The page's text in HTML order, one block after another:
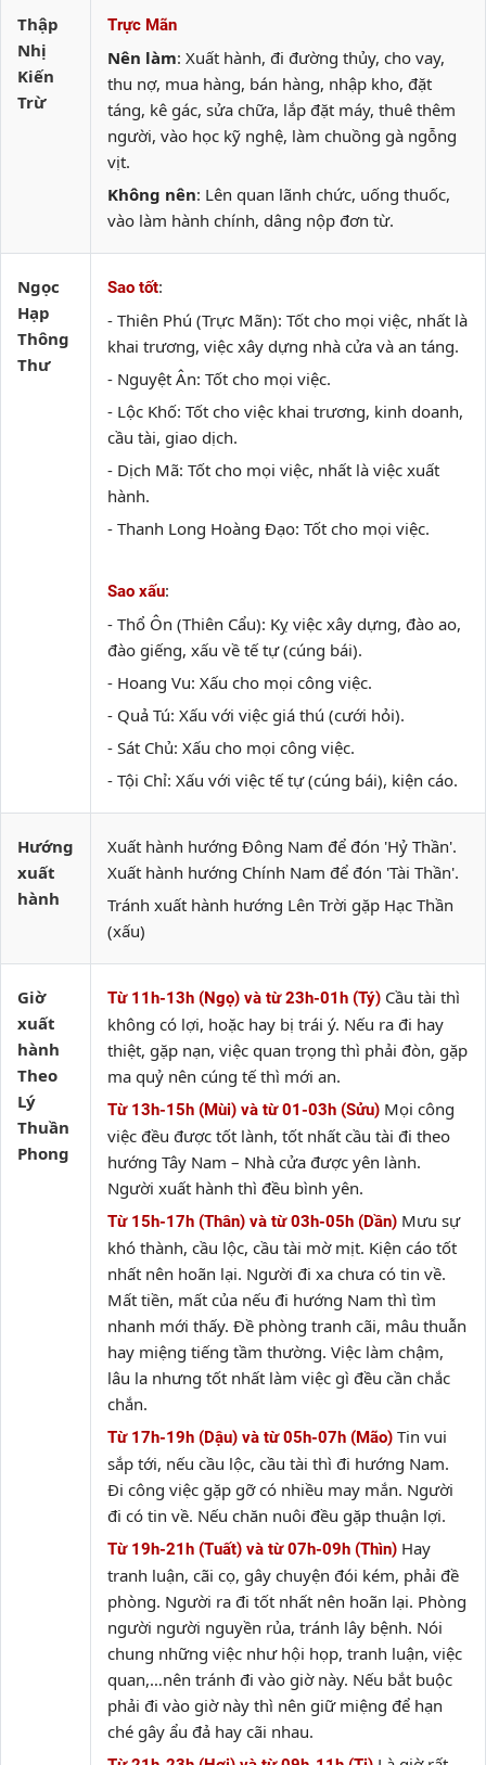
Thập
Nhị
Kiến
Trừ
Trực Mãn
Nên làm: Xuất hành, đi đường thủy, cho vay,
thu nợ, mua hàng, bán hàng, nhập kho, đặt
táng, kê gác, sửa chữa, lắp đặt máy, thuê thêm
người, vào học kỹ nghệ, làm chuồng gà ngỗng
vịt.
Không nên: Lên quan lãnh chức, uống thuốc,
vào làm hành chính, dâng nộp đơn từ.
Ngọc
Hạp
Thông
Thư
Sao tốt:
- Thiên Phú (Trực Mãn): Tốt cho mọi việc, nhất là
khai trương, việc xây dựng nhà cửa và an táng.
- Nguyệt Ân: Tốt cho mọi việc.
- Lộc Khố: Tốt cho việc khai trương, kinh doanh,
cầu tài, giao dịch.
- Dịch Mã: Tốt cho mọi việc, nhất là việc xuất
hành.
- Thanh Long Hoàng Đạo: Tốt cho mọi việc.
Sao xấu:
- Thổ Ôn (Thiên Cẩu): Kỵ việc xây dựng, đào ao,
đào giếng, xấu về tế tự (cúng bái).
- Hoang Vu: Xấu cho mọi công việc.
- Quả Tú: Xấu với việc giá thú (cưới hỏi).
- Sát Chủ: Xấu cho mọi công việc.
- Tội Chỉ: Xấu với việc tế tự (cúng bái), kiện cáo.
Hướng
xuất
hành
Xuất hành hướng Đông Nam để đón 'Hỷ Thần'.
Xuất hành hướng Chính Nam để đón 'Tài Thần'.
Tránh xuất hành hướng Lên Trời gặp Hạc Thần
(xấu)
Giờ
xuất
hành
Theo
Lý
Thuần
Phong
Từ 11h-13h (Ngọ) và từ 23h-01h (Tý) Cầu tài thì
không có lợi, hoặc hay bị trái ý. Nếu ra đi hay
thiệt, gặp nạn, việc quan trọng thì phải đòn, gặp
ma quỷ nên cúng tế thì mới an.
Từ 13h-15h (Mùi) và từ 01-03h (Sửu) Mọi công
việc đều được tốt lành, tốt nhất cầu tài đi theo
hướng Tây Nam – Nhà cửa được yên lành.
Người xuất hành thì đều bình yên.
Từ 15h-17h (Thân) và từ 03h-05h (Dần) Mưu sự
khó thành, cầu lộc, cầu tài mờ mịt. Kiện cáo tốt
nhất nên hoãn lại. Người đi xa chưa có tin về.
Mất tiền, mất của nếu đi hướng Nam thì tìm
nhanh mới thấy. Đề phòng tranh cãi, mâu thuẫn
hay miệng tiếng tầm thường. Việc làm chậm,
lâu la nhưng tốt nhất làm việc gì đều cần chắc
chắn.
Từ 17h-19h (Dậu) và từ 05h-07h (Mão) Tin vui
sắp tới, nếu cầu lộc, cầu tài thì đi hướng Nam.
Đi công việc gặp gỡ có nhiều may mắn. Người
đi có tin về. Nếu chăn nuôi đều gặp thuận lợi.
Từ 19h-21h (Tuất) và từ 07h-09h (Thìn) Hay
tranh luận, cãi cọ, gây chuyện đói kém, phải đề
phòng. Người ra đi tốt nhất nên hoãn lại. Phòng
người người nguyền rủa, tránh lây bệnh. Nói
chung những việc như hội họp, tranh luận, việc
quan,…nên tránh đi vào giờ này. Nếu bắt buộc
phải đi vào giờ này thì nên giữ miệng để hạn
ché gây ẩu đả hay cãi nhau.